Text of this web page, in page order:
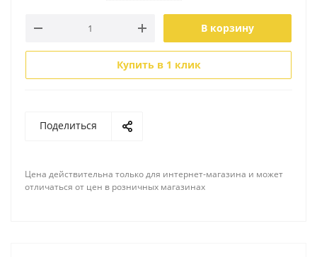
В корзину
Купить в 1 клик
Поделиться
Цена действительна только для интернет-магазина и может
отличаться от цен в розничных магазинах